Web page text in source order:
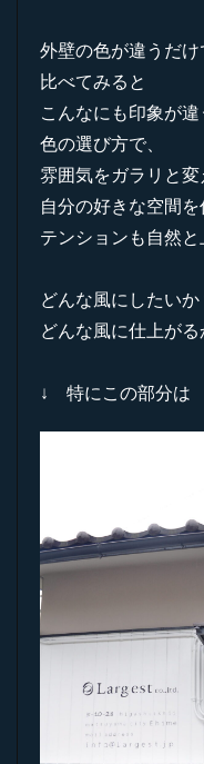
外壁の色が違うだけ
比べてみると
こんなにも印象が違
色の選び方で、
雰囲気をガラリと変
自分の好きな空間
テンションも自然と
どんな風にしたいか
どんな風に仕上がる
↓ 特にこの部分は